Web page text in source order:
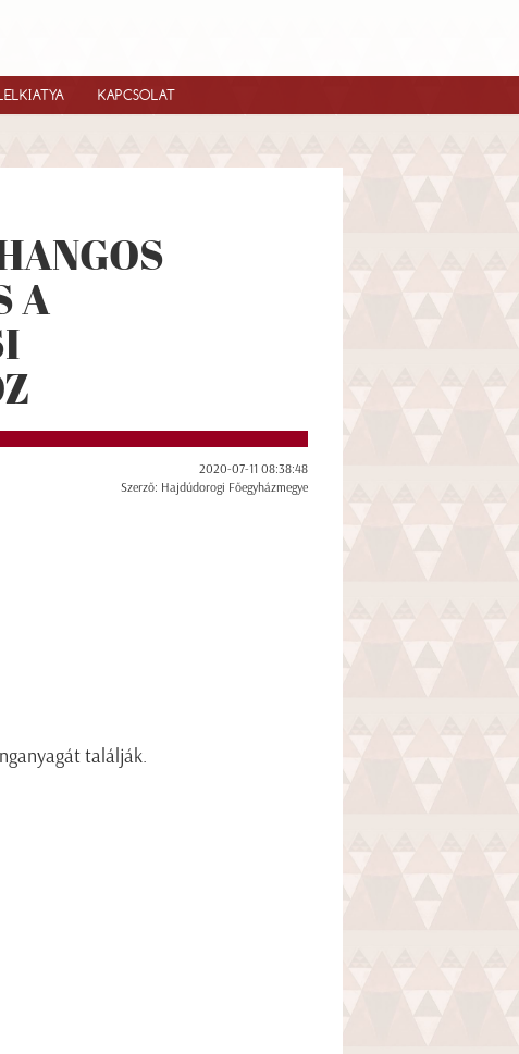
KAPCSOLAT
A
2020-07-11 08:38:48
Szerző: Hajdúdorogi Főegyházmegye
találják.